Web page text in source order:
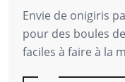
Envie de onigiris
pour des boules
faciles à faire à la